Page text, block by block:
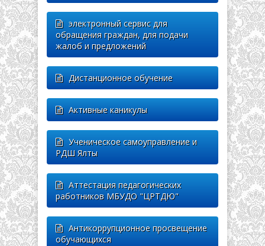
электронный сервис для
обращения граждан, для подачи
жалоб и предложений
Дистанционное обучение
Активные каникулы
Ученическое самоуправление и
РДШ Ялты
Аттестация педагогических
работников МБУДО "ЦРТДЮ"
Антикоррупционное просвещение
обучающихся